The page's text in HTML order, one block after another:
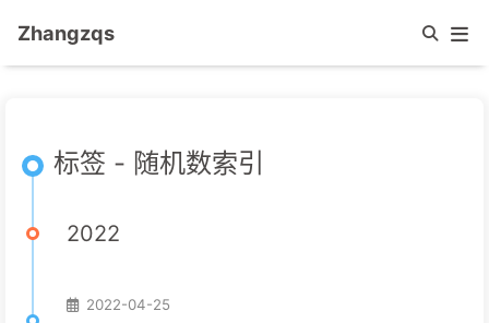
Zhangzqs
标签 - 随机数索引
2022
2022-04-25